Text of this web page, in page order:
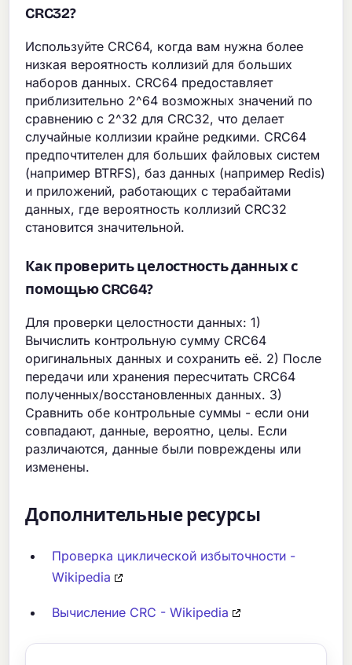
CRC32?
Используйте CRC64, когда вам нужна более
низкая вероятность коллизий для больших
наборов данных. CRC64 предоставляет
приблизительно 2^64 возможных значений по
сравнению с 2^32 для CRC32, что делает
случайные коллизии крайне редкими. CRC64
предпочтителен для больших файловых систем
(например BTRFS), баз данных (например Redis)
и приложений, работающих с терабайтами
данных, где вероятность коллизий CRC32
становится значительной.
Как проверить целостность данных с
помощью CRC64?
Для проверки целостности данных: 1)
Вычислить контрольную сумму CRC64
оригинальных данных и сохранить её. 2) После
передачи или хранения пересчитать CRC64
полученных/восстановленных данных. 3)
Сравнить обе контрольные суммы - если они
совпадают, данные, вероятно, целы. Если
различаются, данные были повреждены или
изменены.
Дополнительные ресурсы
Проверка циклической избыточности -
Wikipedia
Вычисление CRC - Wikipedia